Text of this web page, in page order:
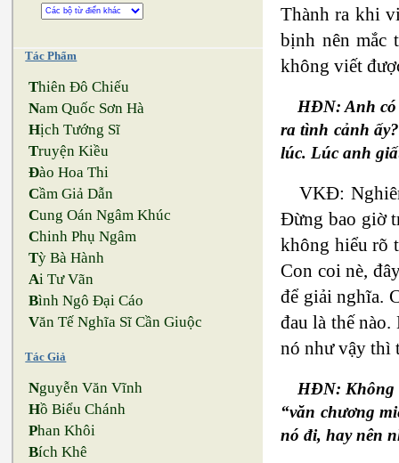
Tác Phẩm
Thiên Đô Chiếu
Nam Quốc Sơn Hà
Hịch Tướng Sĩ
Truyện Kiều
Đào Hoa Thi
Cầm Giả Dẫn
Cung Oán Ngâm Khúc
Chinh Phụ Ngâm
Tỳ Bà Hành
Ai Tư Vãn
Bình Ngô Đại Cáo
Văn Tế Nghĩa Sĩ Cần Giuộc
Tác Giả
Nguyễn Văn Vĩnh
Hồ Biểu Chánh
Phan Khôi
Bích Khê
Thành ra khi
bịnh nên mắc
không viết
HĐN: Anh có
ra tình cảnh
lúc. Lúc anh
VKĐ:
Đừng bao giờ
không hiểu rõ
Con coi nè,
để giải nghĩa.
đau là thế
nó như vậy thì
HĐN: Không
“văn chương
nó đi, hay nên